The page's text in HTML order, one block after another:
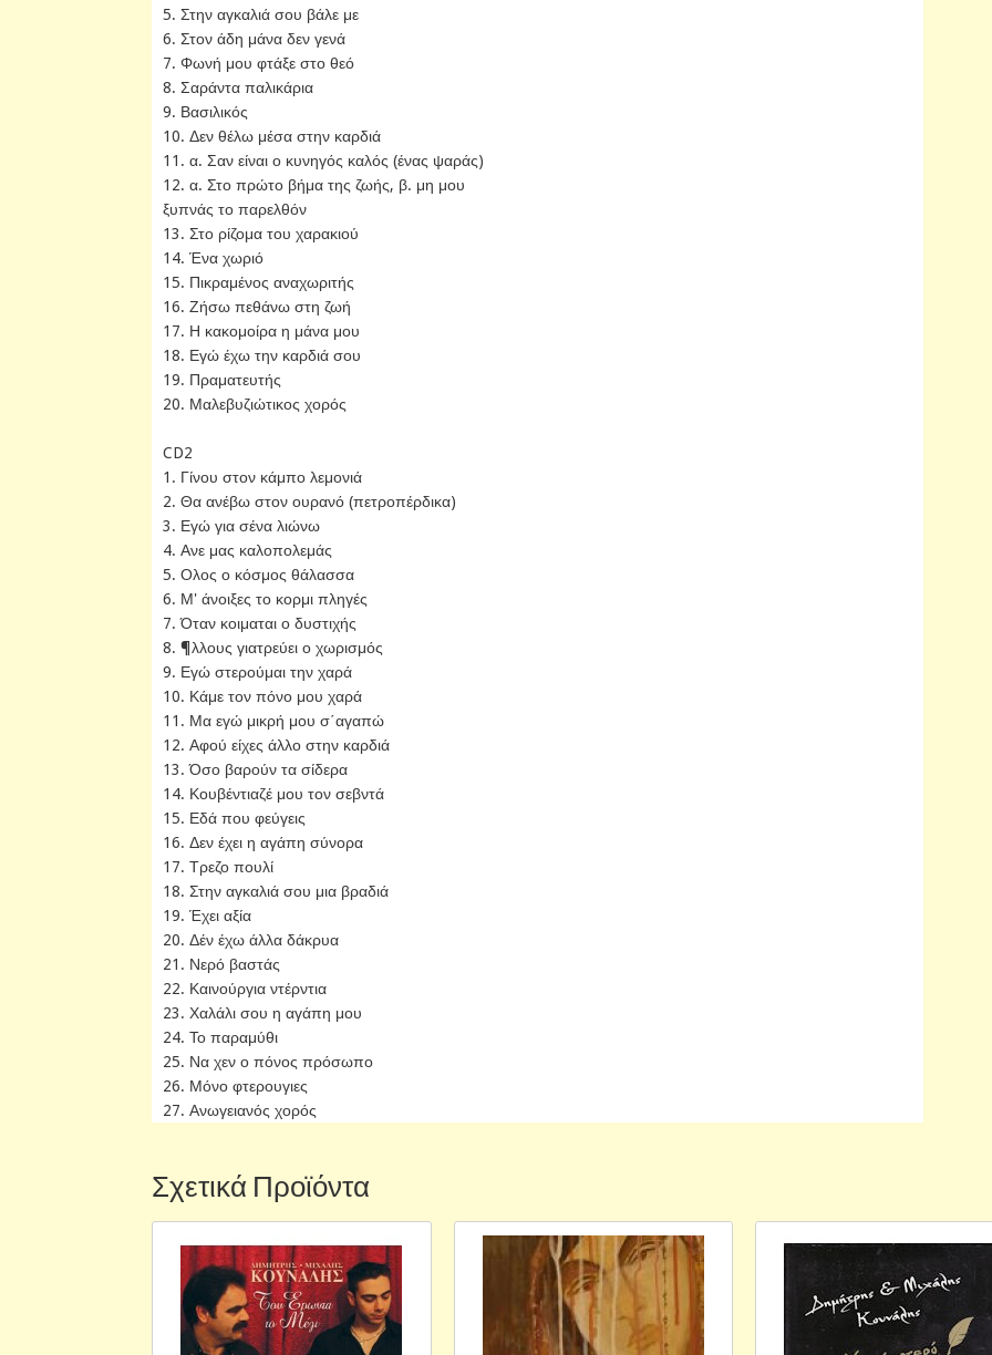
5. Στην αγκαλιά σου βάλε με
6. Στον άδη μάνα δεν γενά
7. Φωνή μου φτάξε στο θεό
8. Σαράντα παλικάρια
9. Βασιλικός
10. Δεν θέλω μέσα στην καρδιά
11. α. Σαν είναι ο κυνηγός καλός (ένας ψαράς)
12. α. Στο πρώτο βήμα της ζωής, β. μη μου
ξυπνάς το παρελθόν
13. Στο ρίζομα του χαρακιού
14. Ένα χωριό
15. Πικραμένος αναχωριτής
16. Ζήσω πεθάνω στη ζωή
17. Η κακομοίρα η μάνα μου
18. Εγώ έχω την καρδιά σου
19. Πραματευτής
20. Μαλεβυζιώτικος χορός
CD2
1. Γίνου στον κάμπο λεμονιά
2. Θα ανέβω στον ουρανό (πετροπέρδικα)
3. Εγώ για σένα λιώνω
4. Ανε μας καλοπολεμάς
5. Ολος ο κόσμος θάλασσα
6. Μ' άνοιξες το κορμι πληγές
7. Όταν κοιμαται ο δυστιχής
8. ¶λλους γιατρεύει ο χωρισμός
9. Εγώ στερούμαι την χαρά
10. Κάμε τον πόνο μου χαρά
11. Μα εγώ μικρή μου σ΄αγαπώ
12. Αφού είχες άλλο στην καρδιά
13. Όσο βαρούν τα σίδερα
14. Κουβέντιαζέ μου τον σεβντά
15. Εδά που φεύγεις
16. Δεν έχει η αγάπη σύνορα
17. Τρεζο πουλί
18. Στην αγκαλιά σου μια βραδιά
19. Έχει αξία
20. Δέν έχω άλλα δάκρυα
21. Νερό βαστάς
22. Καινούργια ντέρντια
23. Χαλάλι σου η αγάπη μου
24. Το παραμύθι
25. Να χεν ο πόνος πρόσωπο
26. Μόνο φτερουγιες
27. Ανωγειανός χορός
Σχετικά Προϊόντα